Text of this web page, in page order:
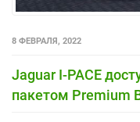
8 ФЕВРАЛЯ, 2022
Jaguar I-PACE
пакетом Premium